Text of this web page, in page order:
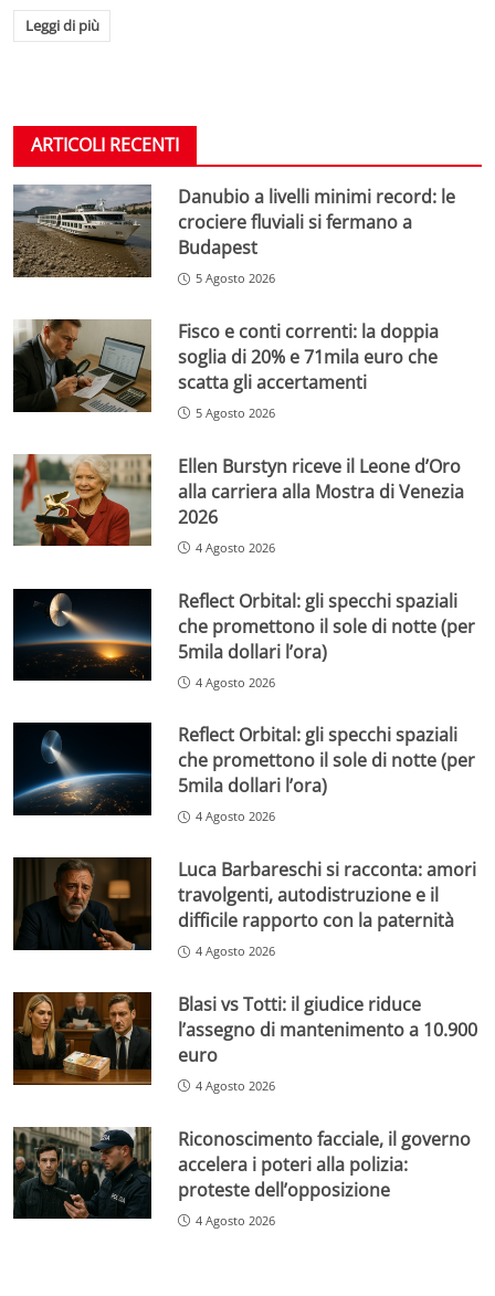
Leggi di più
ARTICOLI RECENTI
Danubio a livelli minimi record: le
crociere fluviali si fermano a
Budapest
5 Agosto 2026
Fisco e conti correnti: la doppia
soglia di 20% e 71mila euro che
scatta gli accertamenti
5 Agosto 2026
Ellen Burstyn riceve il Leone d’Oro
alla carriera alla Mostra di Venezia
2026
4 Agosto 2026
Reflect Orbital: gli specchi spaziali
che promettono il sole di notte (per
5mila dollari l’ora)
4 Agosto 2026
Reflect Orbital: gli specchi spaziali
che promettono il sole di notte (per
5mila dollari l’ora)
4 Agosto 2026
Luca Barbareschi si racconta: amori
travolgenti, autodistruzione e il
difficile rapporto con la paternità
4 Agosto 2026
Blasi vs Totti: il giudice riduce
l’assegno di mantenimento a 10.900
euro
4 Agosto 2026
Riconoscimento facciale, il governo
accelera i poteri alla polizia:
proteste dell’opposizione
4 Agosto 2026